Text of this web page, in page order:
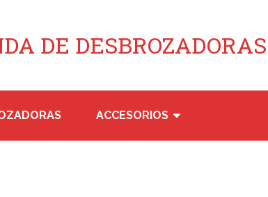
DE DESBROZADORAS
ACCESORIOS